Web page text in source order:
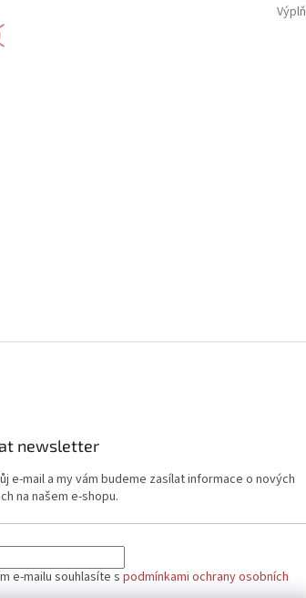
Výplň
newsletter
e-mail a my vám budeme zasílat informace o nových
na našem e-shopu.
e-mailu souhlasíte s podmínkami ochrany osobních